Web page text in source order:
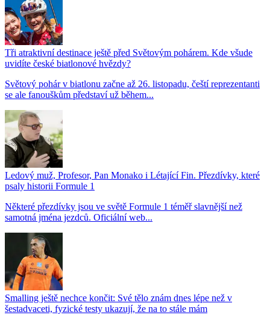
Tři atraktivní destinace ještě před Světovým pohárem. Kde všude
uvidíte české biatlonové hvězdy?
Světový pohár v biatlonu začne až 26. listopadu, čeští reprezentanti
se ale fanouškům představí už během...
Ledový muž, Profesor, Pan Monako i Létající Fin. Přezdívky, které
psaly historii Formule 1
Některé přezdívky jsou ve světě Formule 1 téměř slavnější než
samotná jména jezdců. Oficiální web...
Smalling ještě nechce končit: Své tělo znám dnes lépe než v
šestadvaceti, fyzické testy ukazují, že na to stále mám